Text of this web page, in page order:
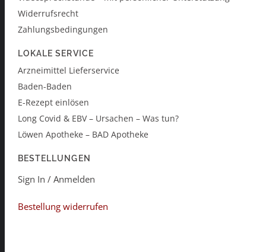
Widerrufsrecht
Zahlungsbedingungen
LOKALE SERVICE
Arzneimittel Lieferservice
Baden-Baden
E-Rezept einlösen
Long Covid & EBV – Ursachen – Was tun?
Löwen Apotheke – BAD Apotheke
BESTELLUNGEN
Sign In / Anmelden
Bestellung widerrufen